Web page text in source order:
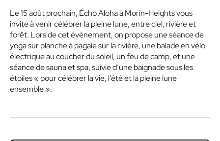
Le 15 août prochain, Écho Aloha à Morin-Heights vous
invite à venir célébrer la pleine lune, entre ciel, rivière et
forêt. Lors de cet évènement, on propose une séance de
yoga sur planche à pagaie sur la rivière, une balade en vélo
électrique au coucher du soleil, un feu de camp, et une
séance de sauna et spa, suivie d’une baignade sous les
étoiles « pour célébrer la vie, l’été et la pleine lune
ensemble ».